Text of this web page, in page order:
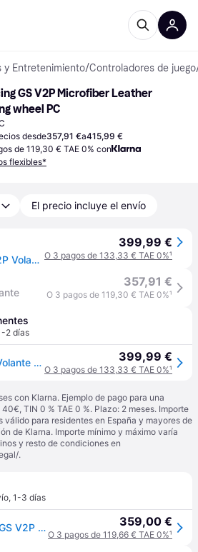
y Entretenimiento/Controladores de juego
GS V2P Microfiber Leather
wheel PC
desde357,91 €a415,99 €
de 119,30 € TAE 0% con
flexibles*
El precio incluye el envío
Moza Racing GS V2P Volante de Carreras
399,99 €
O 3 pagos de 133,33 € TAE 0%¹
357,91 €
O 3 pagos de 119,30 € TAE 0%¹
2 días
Moza Racing GS V2P Volante de Carreras 399,99 €
O 3 pagos de 133,33 € TAE 0%¹
con Klarna. Ejemplo de pago para una
TIN 0 % TAE 0 %. Plazo: 2 meses. Importe
válido para residentes en España y mayores de
de Klarna. Importe mínimo y máximo varía
y resto de condiciones en
.
, 1-3 días
Volante MOZA Racing GS V2P Pele-Microfibra 359,00 €
O 3 pagos de 119,66 € TAE 0%¹